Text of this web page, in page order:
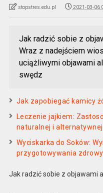
stopstres.edu.pl 2021-03-06
Jak radzić sobie z
Wraz z nadejściem
uciążliwymi objawami
swędz
Jak zapobiegać kamicy
Leczenie jajkiem:
naturalnej i alternatywnej
Wyciskarka do Soków:
przygotowywania
Jak radzić sobie z objawami